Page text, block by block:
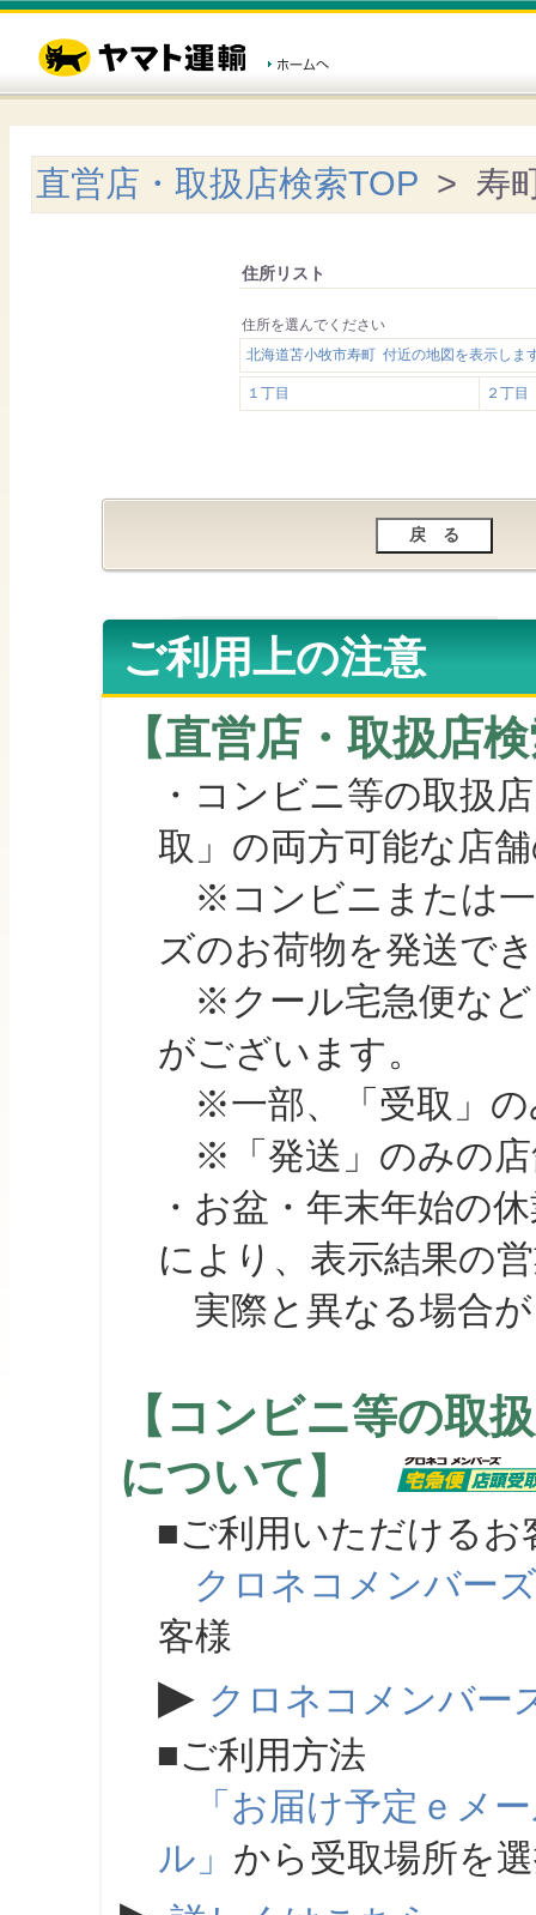
直営店・取扱店検索TOP > 寿
住所リスト
住所を選んでください
北海道苫小牧市寿町 付近の地図を表示しま
１丁目 ２丁目
ご利用上の注意
【直営店・取扱店
・コンビニ等の取扱
取」の両方可能な店
※コンビニまたは一
ズのお荷物を発送で
※クール宅急便など
がございます。
※一部、「受取」の
※「発送」のみの店
・お盆・年末年始の
により、表示結果の
実際と異なる場合が
【コンビニ等の取
について】
■ご利用いただけるお
クロネコメンバーズ
客様
▶ クロネコメンバー
■ご利用方法
「お届け予定ｅメ
ル」 から受取場所を